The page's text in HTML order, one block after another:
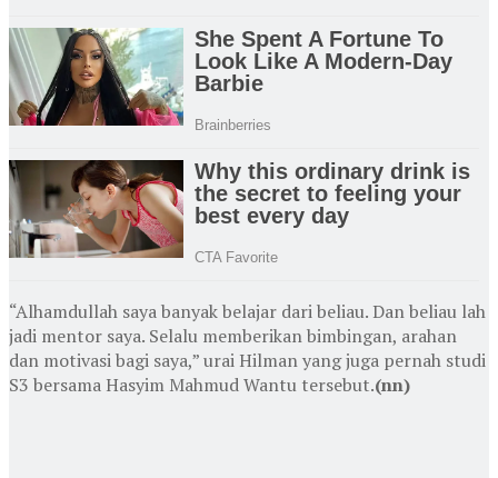
“Alhamdullah saya banyak belajar dari beliau. Dan beliau lah
jadi mentor saya. Selalu memberikan bimbingan, arahan
dan motivasi bagi saya,” urai Hilman yang juga pernah studi
S3 bersama Hasyim Mahmud Wantu tersebut.(nn)